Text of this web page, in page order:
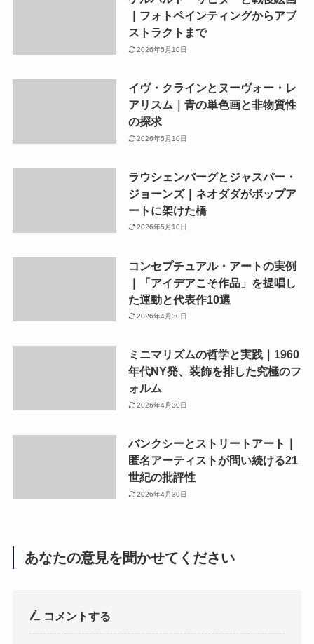
｜フォトペインティングからアブ
ストラクトまで
2026年5月10日
イヴ・クラインとヌーヴォー・レ
アリスム｜青の単色画と非物質性
の探求
2026年5月10日
ラウシェンバーグとジャスパー・
ジョーンズ｜ネオダダがポップア
ートに架けた橋
2026年5月10日
コンセプチュアル・アートの実例
｜「アイデアこそ作品」を提唱し
た運動と代表作10選
2026年4月30日
ミニマリズムの哲学と実践｜1960
年代NY発、装飾を排した究極のフ
ォルム
2026年4月30日
バンクシーとストリートアート｜
匿名アーティストが問い続ける21
世紀の批評性
2026年4月30日
あなたの意見を聞かせてください
コメントする